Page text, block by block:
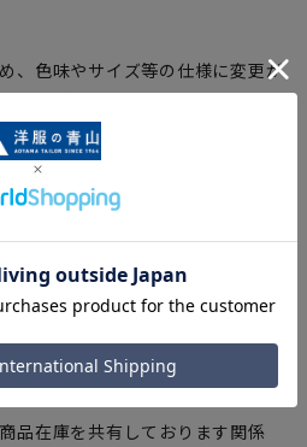
、色味やサイズ等の仕様に変更が
予めご了承ください。
ます。サイズ表を確認の上、ご購
い。
り、着用感や実際のサイズ表に若
います。予めご了承ください。
サイズを記載しております。一
ズ(ヌードサイズ)を記載している
ー環境、また撮影時の室内外の光
載画像の色味が異なる場合がござ
品在庫を共有しております関係